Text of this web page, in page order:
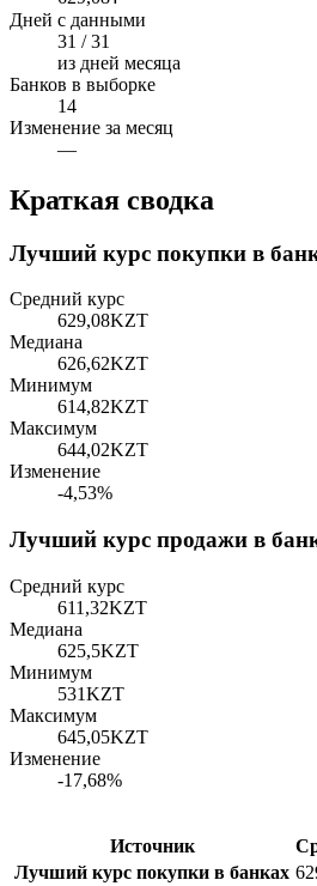
Дней с данными
31 / 31
из дней месяца
Банков в выборке
14
Изменение за месяц
—
Краткая сводка
Лучший курс покупки в
Средний курс
629,08KZT
Медиана
626,62KZT
Минимум
614,82KZT
Максимум
644,02KZT
Изменение
-4,53%
Лучший курс продажи в
Средний курс
611,32KZT
Медиана
625,5KZT
Минимум
531KZT
Максимум
645,05KZT
Изменение
-17,68%
Источник
Лучший курс покупки в банках